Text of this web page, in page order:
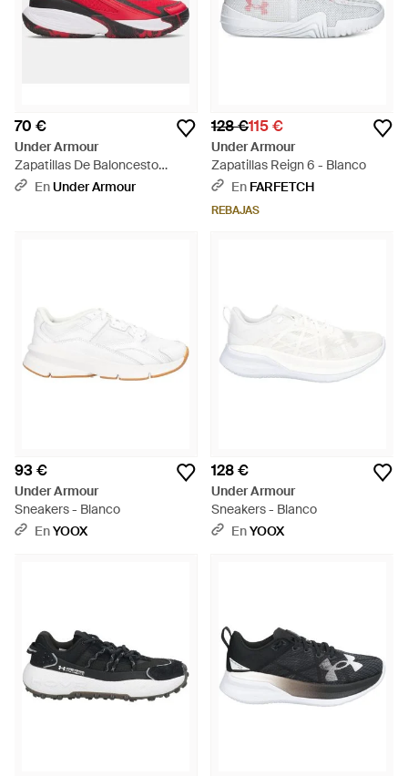
70 €
Under Armour
Zapatillas De Baloncesto
Lockdown 8 Negro Blanco -
EnUnder Armour
128 €115 €
Under Armour
Zapatillas Reign 6 - Blanco
En FARFETCH
REBAJAS
93 €
Under Armour
Sneakers - Blanco
EnYOOX
128 €
Under Armour
Sneakers - Blanco
EnYOOX